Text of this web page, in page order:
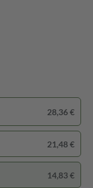
28,36 €
21,48 €
14,83 €